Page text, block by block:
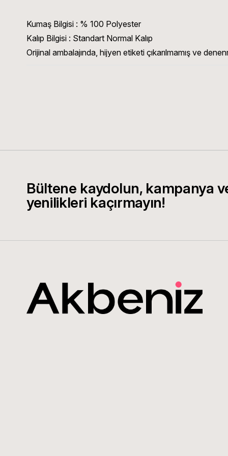
Kumaş Bilgisi : % 100 Polyester
Kalıp Bilgisi : Standart Normal Kalıp
Orijinal ambalajında, hijyen etiketi çıkarılmamış ve
Bültene kaydolun, kampanya
yenilikleri kaçırmayın!